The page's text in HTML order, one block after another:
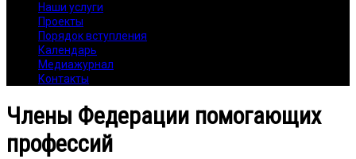
Наши услуги
Проекты
Порядок вступления
Календарь
Медиажурнал
Контакты
Члены Федерации помогающих
профессий